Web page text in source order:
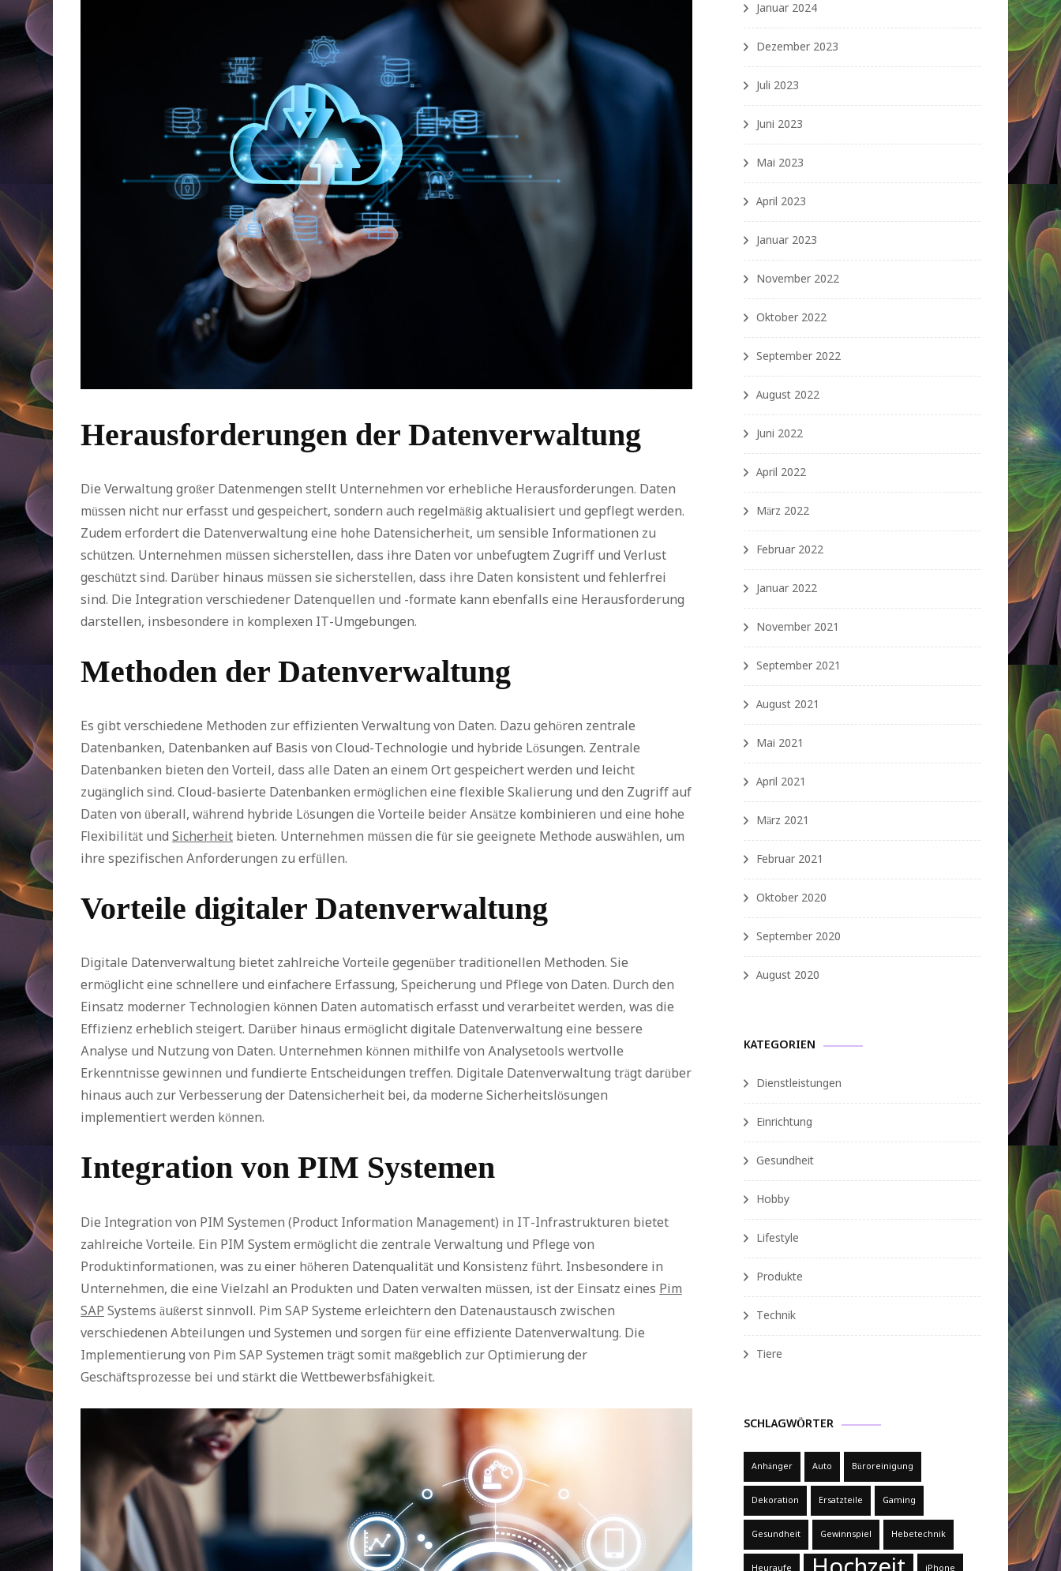
Herausforderungen der Datenverwaltung
Die Verwaltung großer Datenmengen stellt Unternehmen vor erhebliche Herausforderungen. Daten
müssen nicht nur erfasst und gespeichert, sondern auch regelmäßig aktualisiert und gepflegt werden.
Zudem erfordert die Datenverwaltung eine hohe Datensicherheit, um sensible Informationen zu
schützen. Unternehmen müssen sicherstellen, dass ihre Daten vor unbefugtem Zugriff und Verlust
geschützt sind. Darüber hinaus müssen sie sicherstellen, dass ihre Daten konsistent und fehlerfrei
sind. Die Integration verschiedener Datenquellen und -formate kann ebenfalls eine Herausforderung
darstellen, insbesondere in komplexen IT-Umgebungen.
Methoden der Datenverwaltung
Es gibt verschiedene Methoden zur effizienten Verwaltung von Daten. Dazu gehören zentrale
Datenbanken, Datenbanken auf Basis von Cloud-Technologie und hybride Lösungen. Zentrale
Datenbanken bieten den Vorteil, dass alle Daten an einem Ort gespeichert werden und leicht
zugänglich sind. Cloud-basierte Datenbanken ermöglichen eine flexible Skalierung und den Zugriff auf
Daten von überall, während hybride Lösungen die Vorteile beider Ansätze kombinieren und eine hohe
Flexibilität und Sicherheit bieten. Unternehmen müssen die für sie geeignete Methode auswählen, um
ihre spezifischen Anforderungen zu erfüllen.
Vorteile digitaler Datenverwaltung
Digitale Datenverwaltung bietet zahlreiche Vorteile gegenüber traditionellen Methoden. Sie
ermöglicht eine schnellere und einfachere Erfassung, Speicherung und Pflege von Daten. Durch den
Einsatz moderner Technologien können Daten automatisch erfasst und verarbeitet werden, was die
Effizienz erheblich steigert. Darüber hinaus ermöglicht digitale Datenverwaltung eine bessere
Analyse und Nutzung von Daten. Unternehmen können mithilfe von Analysetools wertvolle
Erkenntnisse gewinnen und fundierte Entscheidungen treffen. Digitale Datenverwaltung trägt darüber
hinaus auch zur Verbesserung der Datensicherheit bei, da moderne Sicherheitslösungen
implementiert werden können.
Integration von PIM Systemen
Die Integration von PIM Systemen (Product Information Management) in IT-Infrastrukturen bietet
zahlreiche Vorteile. Ein PIM System ermöglicht die zentrale Verwaltung und Pflege von
Produktinformationen, was zu einer höheren Datenqualität und Konsistenz führt. Insbesondere in
Unternehmen, die eine Vielzahl an Produkten und Daten verwalten müssen, ist der Einsatz eines Pim
SAP Systems äußerst sinnvoll. Pim SAP Systeme erleichtern den Datenaustausch zwischen
verschiedenen Abteilungen und Systemen und sorgen für eine effiziente Datenverwaltung. Die
Implementierung von Pim SAP Systemen trägt somit maßgeblich zur Optimierung der
Geschäftsprozesse bei und stärkt die Wettbewerbsfähigkeit.
Januar 2024
Dezember 2023
Juli 2023
Juni 2023
Mai 2023
April 2023
Januar 2023
November 2022
Oktober 2022
September 2022
August 2022
Juni 2022
April 2022
März 2022
Februar 2022
Januar 2022
November 2021
September 2021
August 2021
Mai 2021
April 2021
März 2021
Februar 2021
Oktober 2020
September 2020
August 2020
KATEGORIEN
Dienstleistungen
Einrichtung
Gesundheit
Hobby
Lifestyle
Produkte
Technik
Tiere
SCHLAGWÖRTER
Anhänger Auto Büroreinigung
Dekoration Ersatzteile Gaming
Gesundheit Gewinnspiel Hebetechnik
Heuraufe iPhone